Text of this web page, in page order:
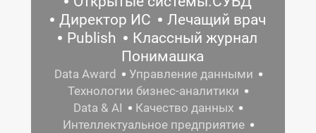
Директор ИС
Лечащий врач
Publish
Классный журнал
Понимашка
Data Award
Управление данными
Технологии бизнес-аналитики
Data & AI
Качество данных
Интеллектуальное предприятие